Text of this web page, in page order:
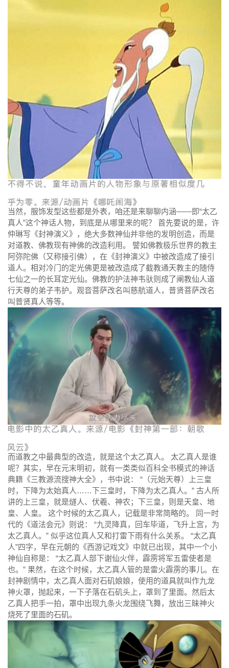
当然，服饰发型这些都是外表，咱还是来聊聊内涵——即“太乙
真人”这个神话人物，到底是从哪里来的呢？ 首先要说的是，许
仲琳写《封神演义》，绝大多数神仙并非他的发明创造，而是
对道教、佛教现有神佛的改造利用。 譬如佛教极乐世界的教主
阿弥陀佛（又称接引佛），在《封神演义》中被改造成了接引
道人。相对冷门的定光佛更是被改造成了截教通天教主的随侍
七仙之一的长耳定光仙。佛教的护法神韦驮则成了阐教仙人道
行天尊的弟子韦护。观音菩萨改名叫慈航道人，普贤菩萨改名
叫普贤真人等等。
而道教之中最典型的改造，就是这个太乙真人。 太乙真人是谁
呢？其实，早在元末明初，就有一类类似百科全书模式的神话
典籍《三教源流搜神大全》，书中说： “（元始天尊）上三皇
时，下降为太始真人……下三皇时，下降为太乙真人。” 古人所
讲的上三皇，就是燧人、伏羲、神农；下三皇，则是天皇、地
皇、人皇。 这个时候的太乙真人，记载是非常简略的。 同一时
代的《道法会元》则说： “九灵降真，回车毕道，飞升上宫，为
太乙真人。” 似乎这位真人又和打雷下雨有什么关系。 “太乙真
人”四字，早在元朝的《西游记戏文》中就已出现，其中一个小
神仙自称是： “太乙真人部下谢仙火伴，霹雳将军五雷使者是
也。” 果然，在这个时候，太乙真人管的是雷火霹雳的事儿。在
封神剧情中，太乙真人面对石矶娘娘，使用的道具就叫作九龙
神火罩，抛起来，一下子落在石矶头上，罩到了里面。然后太
乙真人把手一拍，罩中出现九条火龙围绕飞舞，放出三昧神火
烧死了里面的石矶。